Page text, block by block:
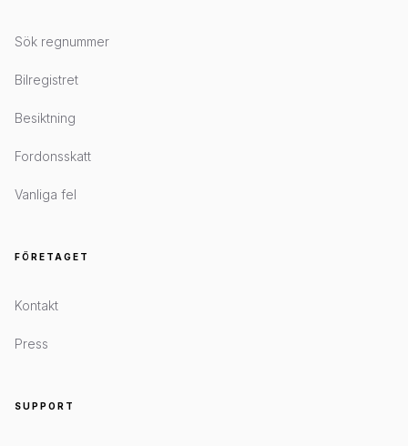
Sök regnummer
Bilregistret
Besiktning
Fordonsskatt
Vanliga fel
FÖRETAGET
Kontakt
Press
SUPPORT